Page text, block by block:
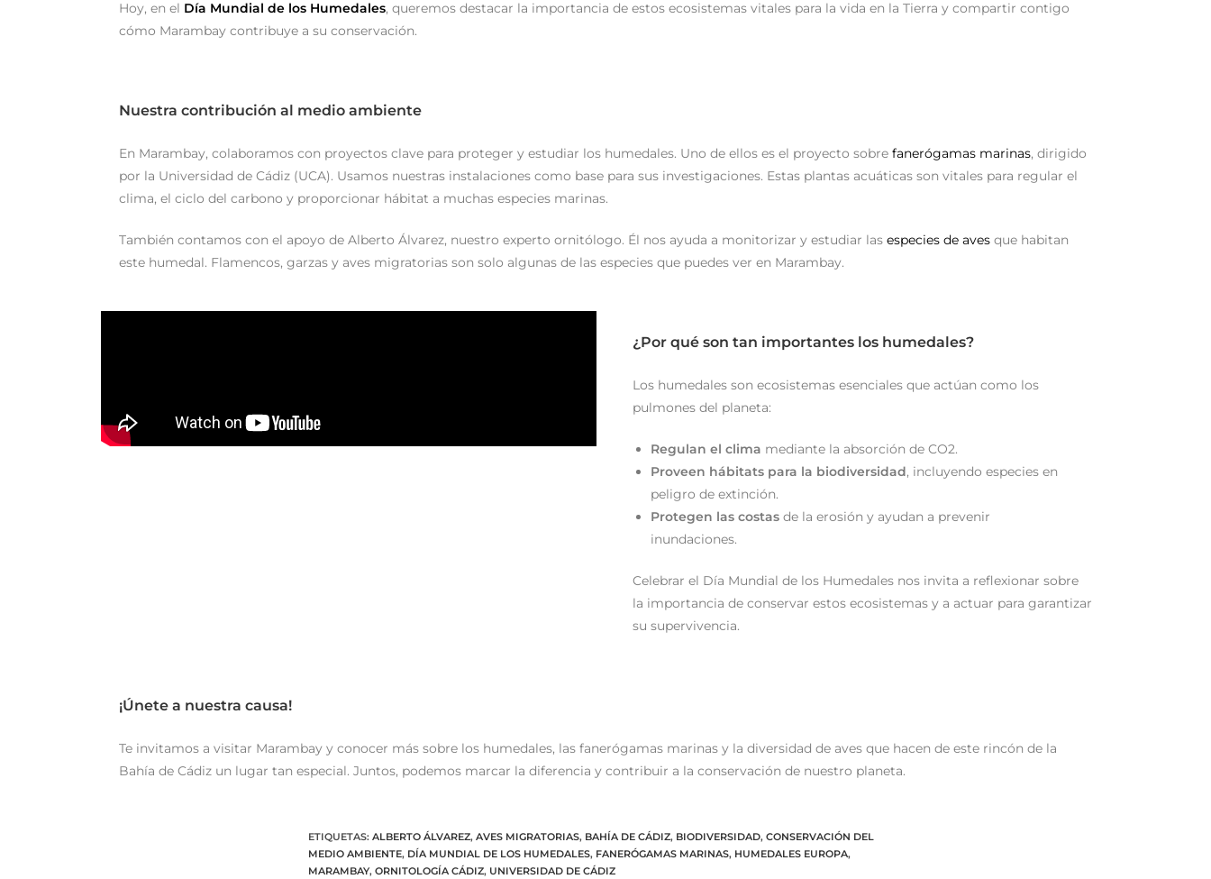
Hoy, en el Día Mundial de los Humedales, queremos destacar la importancia de estos ecosistemas vitales para la vida en la Tierra y compartir contigo
cómo Marambay contribuye a su conservación.
Nuestra contribución al medio ambiente
En Marambay, colaboramos con proyectos clave para proteger y estudiar los humedales. Uno de ellos es el proyecto sobre fanerógamas marinas, dirigido
por la Universidad de Cádiz (UCA). Usamos nuestras instalaciones como base para sus investigaciones. Estas plantas acuáticas son vitales para regular el
clima, el ciclo del carbono y proporcionar hábitat a muchas especies marinas.
También contamos con el apoyo de Alberto Álvarez, nuestro experto ornitólogo. Él nos ayuda a monitorizar y estudiar las especies de aves que habitan
este humedal. Flamencos, garzas y aves migratorias son solo algunas de las especies que puedes ver en Marambay.
¿Por qué son tan importantes los humedales?
Los humedales son ecosistemas esenciales que actúan como los
pulmones del planeta:
Regulan el clima mediante la absorción de CO2.
Proveen hábitats para la biodiversidad, incluyendo especies en
peligro de extinción.
Protegen las costas de la erosión y ayudan a prevenir
inundaciones.
Celebrar el Día Mundial de los Humedales nos invita a reflexionar sobre
la importancia de conservar estos ecosistemas y a actuar para garantizar
su supervivencia.
¡Únete a nuestra causa!
Te invitamos a visitar Marambay y conocer más sobre los humedales, las fanerógamas marinas y la diversidad de aves que hacen de este rincón de la
Bahía de Cádiz un lugar tan especial. Juntos, podemos marcar la diferencia y contribuir a la conservación de nuestro planeta.
ETIQUETAS: ALBERTO ÁLVAREZ, AVES MIGRATORIAS, BAHÍA DE CÁDIZ, BIODIVERSIDAD, CONSERVACIÓN DEL
MEDIO AMBIENTE, DÍA MUNDIAL DE LOS HUMEDALES, FANERÓGAMAS MARINAS, HUMEDALES EUROPA,
MARAMBAY, ORNITOLOGÍA CÁDIZ, UNIVERSIDAD DE CÁDIZ